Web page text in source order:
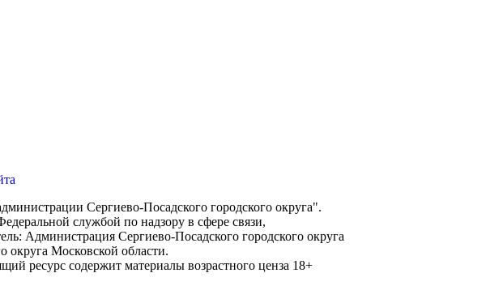
Сергиево-Посадского городского округа".
службой по надзору в сфере связи,
Администрация Сергиево-Посадского городского округа
округа Московской области.
ресурс содержит материалы возрастного ценза 18+